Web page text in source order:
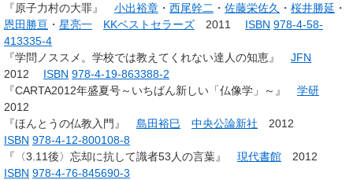
『原子力村の大罪』 小出裕章 ・ 西尾幹二 ・ 佐藤栄佐久 ・ 桜井勝延 ・
恩田勝亘 ・ 星亮一 KKベストセラーズ 2011 ISBN 978-4-58-
413335-4
『学問ノススメ。学校では教えてくれない達人の知恵』 JFN
2012 ISBN 978-4-19-863388-2
『CARTA2012年盛夏号～いちばん新しい「仏像学」～』 学研
2012
『ほんとうの仏教入門』 島田裕巳 中央公論新社 2012
ISBN 978-4-12-800108-8
『〈3.11後〉忘却に抗して識者53人の言葉』 現代書館 2012
ISBN 978-4-76-845690-3